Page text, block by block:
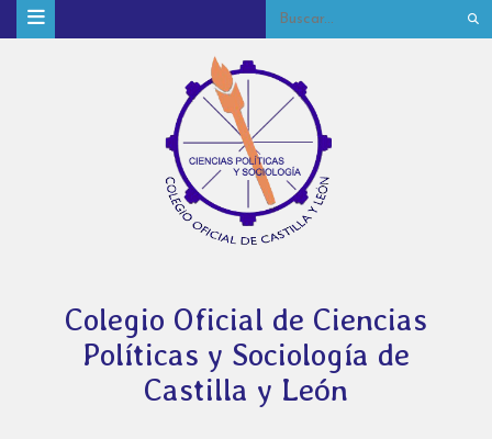
Colegio Oficial de Ciencias
Políticas y Sociología de
Castilla y León